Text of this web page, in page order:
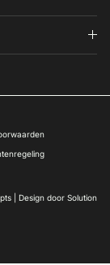
| Design door Solution